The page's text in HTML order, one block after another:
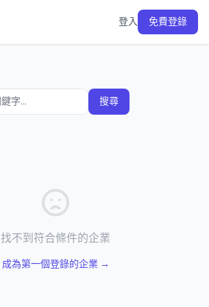
登入 免費登錄
搜尋
找不到符合條件的企業
成為第一個登錄的企業 →